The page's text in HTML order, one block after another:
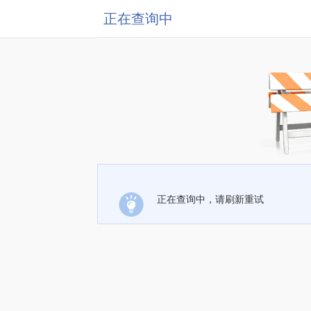
正在查询中
正在查询中，请刷新重试